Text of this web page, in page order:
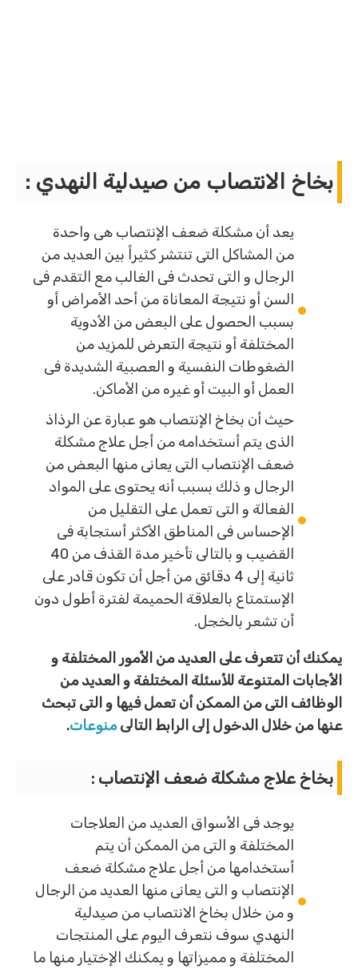
بخاخ الانتصاب من صيدلية النهدي :
يعد أن مشكلة ضعف الإنتصاب هى واحدة
من المشاكل التى تنتشر كثيراً بين العديد من
الرجال و التى تحدث فى الغالب مع التقدم فى
السن أو نتيجة المعاناة من أحد الأمراض أو
بسبب الحصول على البعض من الأدوية
المختلفة أو نتيجة التعرض للمزيد من
الضغوطات النفسية و العصبية الشديدة فى
العمل أو البيت أو غيره من الأماكن.
حيث أن بخاخ الإنتصاب هو عبارة عن الرذاذ
الذى يتم أستخدامه من أجل علاج مشكلة
ضعف الإنتصاب التى يعانى منها البعض من
الرجال و ذلك بسبب أنه يحتوى على المواد
الفعالة و التى تعمل على التقليل من
الإحساس فى المناطق الأكثر أستجابة فى
القضيب و بالتالى تأخير مدة القذف من 40
ثانية إلى 4 دقائق من أجل أن تكون قادر على
الإستمتاع بالعلاقة الحميمة لفترة أطول دون
أن تشعر بالخجل.
يمكنك أن تتعرف على العديد من الأمور المختلفة و
الأجابات المتنوعة للأسئلة المختلفة و العديد من
الوظائف التى من الممكن أن تعمل فيها و التى تبحث
عنها من خلال الدخول إلى الرابط التالىمنوعات.
بخاخ علاج مشكلة ضعف الإنتصاب :
يوجد فى الأسواق العديد من العلاجات
المختلفة و التى من الممكن أن يتم
أستخدامها من أجل علاج مشكلة ضعف
الإنتصاب و التى يعانى منها العديد من الرجال
و من خلال بخاخ الانتصاب من صيدلية
النهدي سوف نتعرف اليوم على المنتجات
المختلفة و مميزاتها و يمكنك الإختيار منها ما